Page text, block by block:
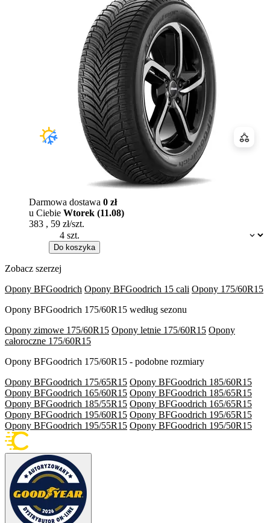
Dostępność:
Darmowa dostawa 0 zł
u Ciebie Wtorek (11.08)
383 , 59 zł/szt.
Do koszyka
Zobacz szerzej
Opony BFGoodrich Opony BFGoodrich 15 cali Opony 175/60R15
Opony BFGoodrich 175/60R15 według sezonu
Opony zimowe 175/60R15 Opony letnie 175/60R15 Opony
całoroczne 175/60R15
Opony BFGoodrich 175/60R15 - podobne rozmiary
Opony BFGoodrich 175/65R15 Opony BFGoodrich 185/60R15
Opony BFGoodrich 165/60R15 Opony BFGoodrich 185/65R15
Opony BFGoodrich 185/55R15 Opony BFGoodrich 165/65R15
Opony BFGoodrich 195/60R15 Opony BFGoodrich 195/65R15
Opony BFGoodrich 195/55R15 Opony BFGoodrich 195/50R15